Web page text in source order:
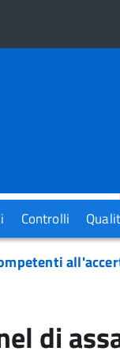
Controlli
di